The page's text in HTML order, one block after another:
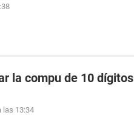
la compu de 10 dígitos
las 13:34